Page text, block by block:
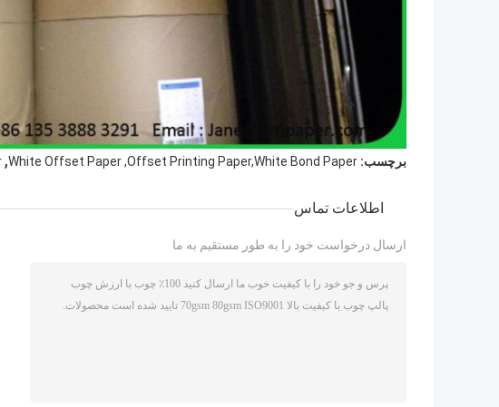
برچسب: White Offset Paper ,Offset Printing Paper,White Bond Paper
,
اطلاعات تماس
ارسال درخواست خود را به طور مستقیم به ما